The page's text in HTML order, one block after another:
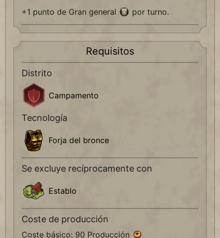
+1 punto de Gran general
por turno.
Requisitos
Distrito
Campamento
Tecnología
Forja del bronce
Se excluye recíprocamente con
Establo
Coste de producción
Coste básico: 90 Producción